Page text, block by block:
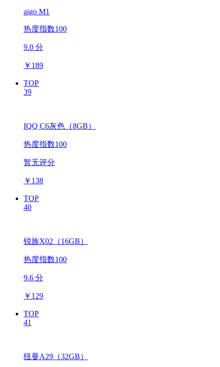
aigo M1
热度指数100
9.0 分
￥ 189
TOP
39
IQQ C6灰色（8GB）
热度指数100
暂无评分
￥ 138
TOP
40
锐族X02（16GB）
热度指数100
9.6 分
￥ 129
TOP
41
纽曼A29（32GB）